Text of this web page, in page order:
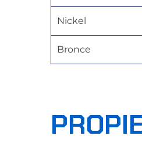
Nickel
Bronce